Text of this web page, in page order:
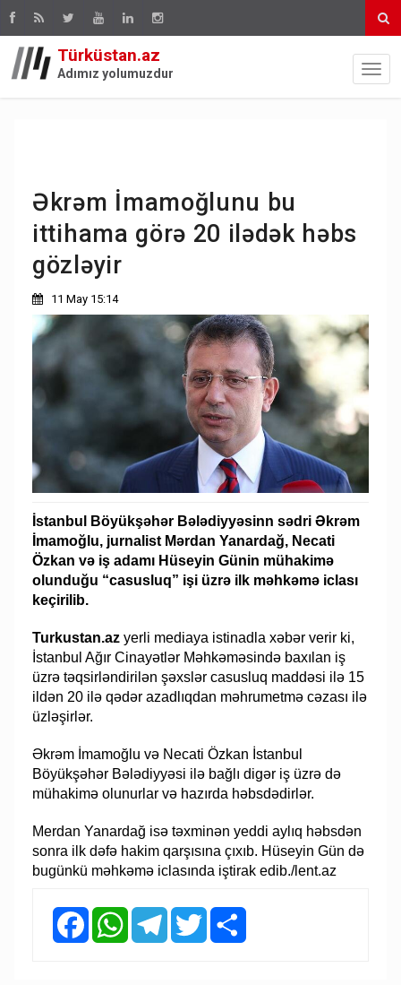
Türküstan.az
Adımız yolumuzdur
Əkrəm İmamoğlunu bu
ittihama görə 20 ilədək həbs
gözləyir
11 May 15:14
İstanbul Böyükşəhər Bələdiyyəsinn sədri Əkrəm
İmamoğlu, jurnalist Mərdan Yanardağ, Necati
Özkan və iş adamı Hüseyin Günin mühakimə
olunduğu “casusluq” işi üzrə ilk məhkəmə iclası
keçirilib.
Turkustan.az yerli mediaya istinadla xəbər verir ki,
İstanbul Ağır Cinayətlər Məhkəməsində baxılan iş
üzrə təqsirləndirilən şəxslər casusluq maddəsi ilə 15
ildən 20 ilə qədər azadlıqdan məhrumetmə cəzası ilə
üzləşirlər.
Əkrəm İmamoğlu və Necati Özkan İstanbul
Böyükşəhər Bələdiyyəsi ilə bağlı digər iş üzrə də
mühakimə olunurlar və hazırda həbsdədirlər.
Merdan Yanardağ isə təxminən yeddi aylıq həbsdən
sonra ilk dəfə hakim qarşısına çıxıb. Hüseyin Gün də
bugünkü məhkəmə iclasında iştirak edib./lent.az
FacebookWhatsAppTelegramTwitter